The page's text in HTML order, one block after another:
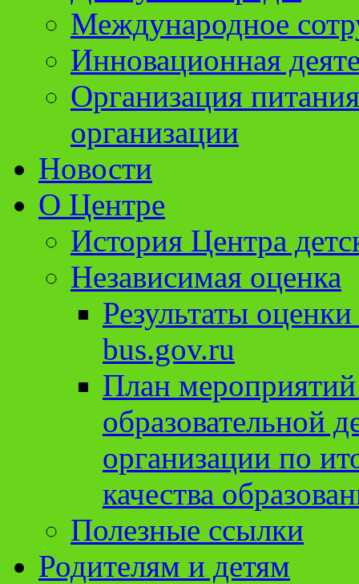
Международное
Инновационная
Организация
организации
Новости
О Центре
История Центра
Независимая оценка
Результаты
bus.gov.ru
План
образовательной
организации по
качества
Полезные ссылки
Родителям и детям